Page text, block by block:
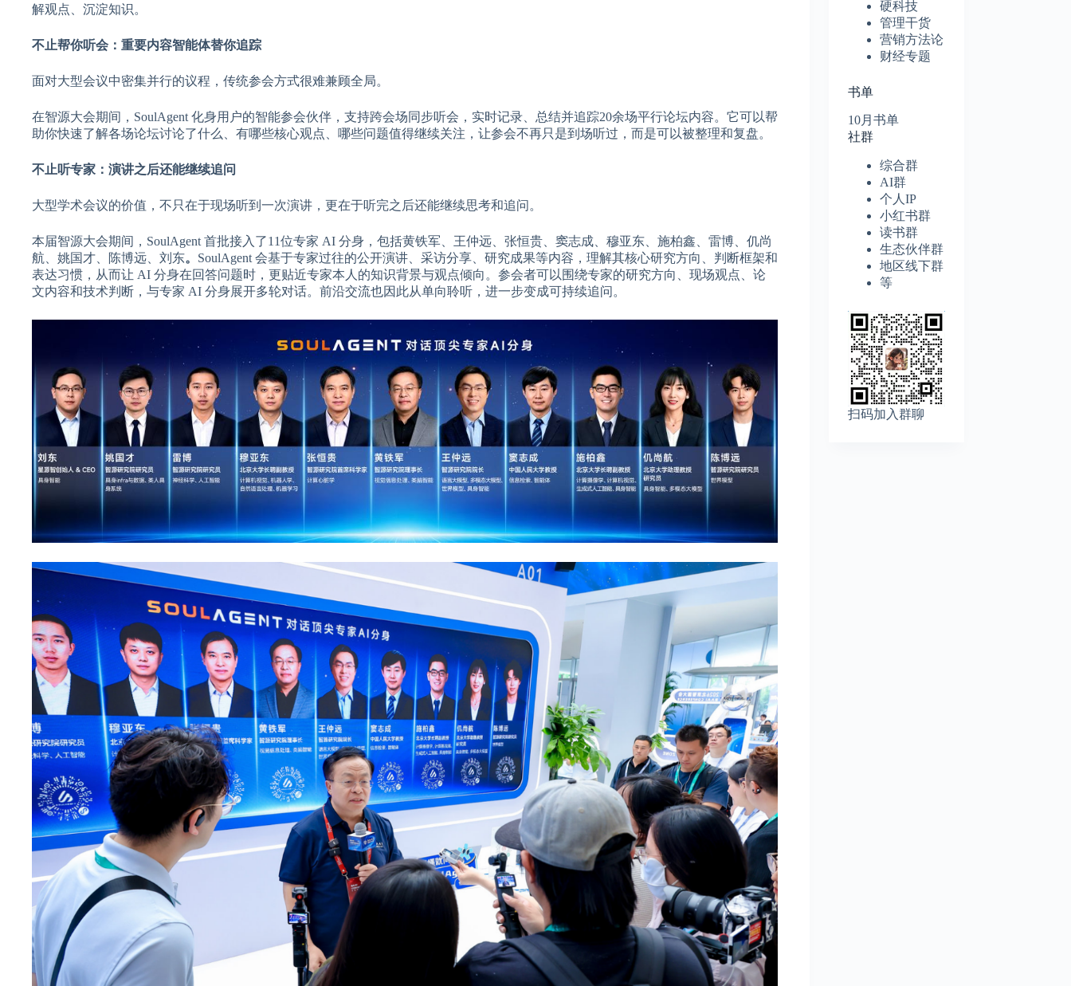
解观点、沉淀知识。
不止帮你听会：重要内容智能体替你追踪
面对大型会议中密集并行的议程，传统参会方式很难兼顾全局。
在智源大会期间，SoulAgent 化身用户的智能参会伙伴，支持跨会场同步听会，实时记录、总结并追踪20余场平行论坛内容。它可以帮
助你快速了解各场论坛讨论了什么、有哪些核心观点、哪些问题值得继续关注，让参会不再只是到场听过，而是可以被整理和复盘。
不止听专家：演讲之后还能继续追问
大型学术会议的价值，不只在于现场听到一次演讲，更在于听完之后还能继续思考和追问。
本届智源大会期间，SoulAgent 首批接入了11位专家 AI 分身，包括黄铁军、王仲远、张恒贵、窦志成、穆亚东、施柏鑫、雷博、仉尚
航、姚国才、陈博远、刘东。 SoulAgent 会基于专家过往的公开演讲、采访分享、研究成果等内容，理解其核心研究方向、判断框架和
表达习惯，从而让 AI 分身在回答问题时，更贴近专家本人的知识背景与观点倾向。参会者可以围绕专家的研究方向、现场观点、论
文内容和技术判断，与专家 AI 分身展开多轮对话。前沿交流也因此从单向聆听，进一步变成可持续追问。
硬科技
管理干货
营销方法论
财经专题
书单
10月书单
社群
综合群
AI群
个人IP
小红书群
读书群
生态伙伴群
地区线下群
等
扫码加入群聊